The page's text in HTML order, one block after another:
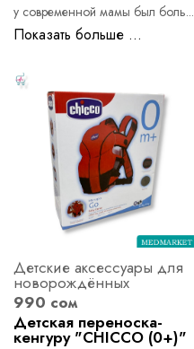
у современной мамы был боль...
Показать больше ...
Детские аксессуары для
новорождённых
990 сом
Детская переноска-
кенгуру "CHICCO (0+)"